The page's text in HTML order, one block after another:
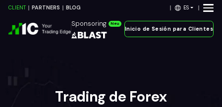
CLIENT PARTNERS BLOG ES
Sponsoring Neu
Inicio de Sesión para Clientes
Trading de Forex